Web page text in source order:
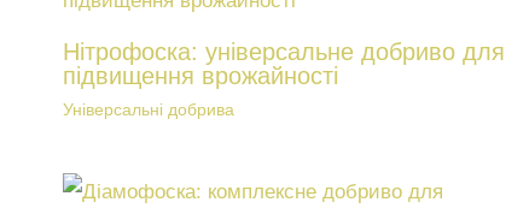
Нітрофоска: універсальне добриво для
підвищення врожайності
Універсальні добрива